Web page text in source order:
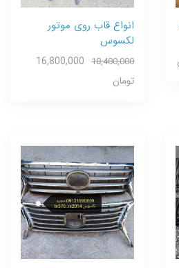
انواع قاب روی موتور
لکسوس
18,480,000
16,800,000
تومان